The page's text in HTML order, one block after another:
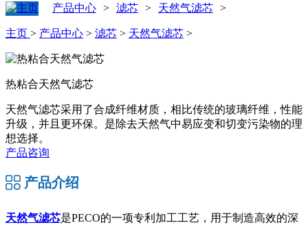
产品中心 > 滤芯 > 天然气滤芯 >
主页 > 产品中心 > 滤芯 > 天然气滤芯 >
热粘合天然气滤芯
天然气滤芯采用了合成纤维材质，相比传统的玻璃纤维，性能
升级，并且更环保。是除去天然气中易应变和切变污染物的理
想选择。
产品咨询
产品介绍
天然气滤芯是PECO的一项专利加工工艺，用于制造高效的深